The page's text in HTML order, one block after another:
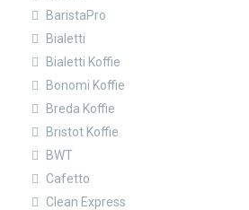
BaristaPro
Bialetti
Bialetti Koffie
Bonomi Koffie
Breda Koffie
Bristot Koffie
BWT
Cafetto
Clean Express